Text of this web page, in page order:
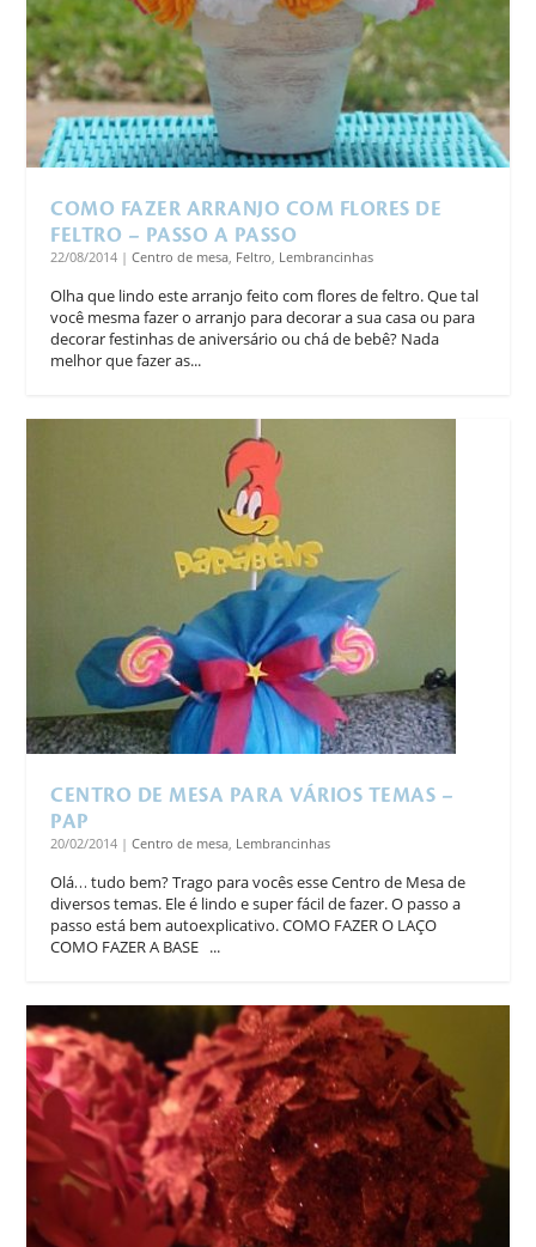
COMO FAZER ARRANJO COM FLORES DE
FELTRO – PASSO A PASSO
22/08/2014 |Centro de mesa Feltro Lembrancinhas
Olha que lindo este arranjo feito com flores de feltro. Que tal
você mesma fazer o arranjo para decorar a sua casa ou para
decorar festinhas de aniversário ou chá de bebê? Nada
melhor que fazer as...
CENTRO DE MESA PARA VÁRIOS TEMAS –
PAP
20/02/2014 |Centro de mesa Lembrancinhas
Olá… tudo bem? Trago para vocês esse Centro de Mesa de
diversos temas. Ele é lindo e super fácil de fazer. O passo a
passo está bem autoexplicativo. COMO FAZER O LAÇO
COMO FAZER A BASE ...